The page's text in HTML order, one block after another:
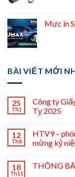
Mực in
BÀI VIẾT MỚI
25
Th1
Công ty
Tỵ 2025
12
Th8
HTV9 –
mừng kỷ
18
Th11
THÔNG